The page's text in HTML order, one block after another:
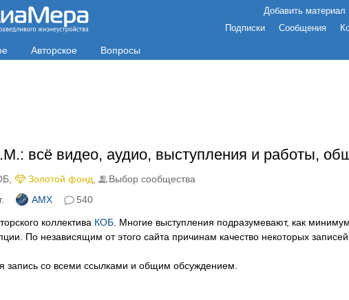
Добавить материал
Подписки
Сообщения
Авторское Вопросы
всё видео, аудио, выступления и работы,
Золотой фонд
Выбор сообщества
AMX 540
коллектива КОБ . Многие выступления подразумевают, как
По независящим от этого сайта причинам качество некоторых
запись со всеми ссылками и общим обсуждением.